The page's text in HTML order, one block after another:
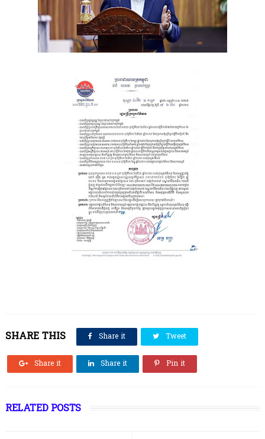
SHARE THIS Share it Tweet
Share it Share it Pin it
RELATED POSTS